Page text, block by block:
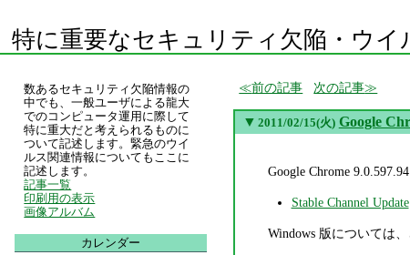
特に重要なセキュリティ欠陥・ウイ
前の記事 次の記事
▼ 2011/02/15(火) Google
Google Chrome
Stable Channel Update
Windows 版については
数あるセキュリティ欠陥情報の
中でも、一般ユーザによる龍大
でのコンピュータ運用に際して
特に重大だと考えられるものに
ついて記述します。緊急のウイ
ルス関連情報についてもここに
記述します。
記事一覧
印刷用の表示
画像アルバム
カレンダー